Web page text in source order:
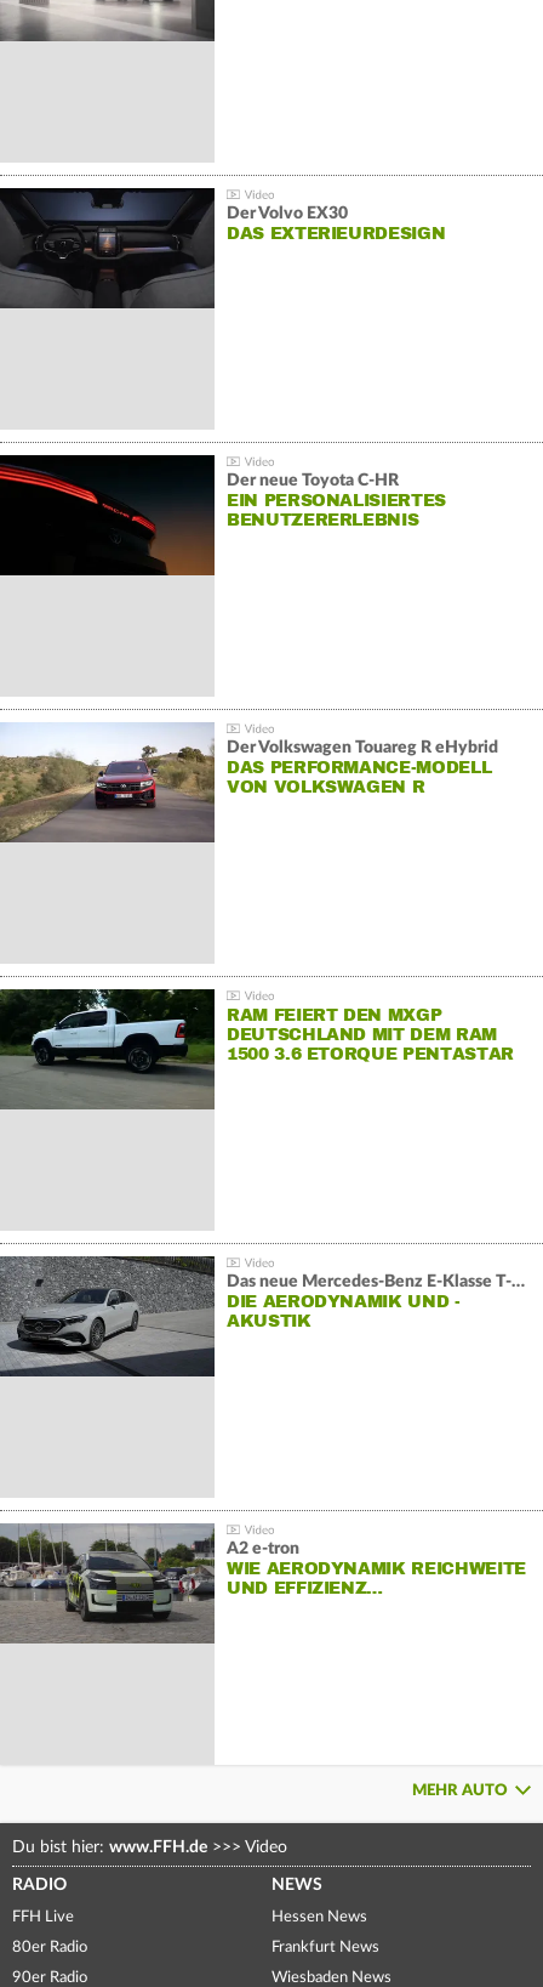
Der Volvo EX30
DAS EXTERIEURDESIGN
Der neue Toyota C-HR
EIN PERSONALISIERTES
BENUTZERERLEBNIS
Der Volkswagen Touareg R eHybrid
DAS PERFORMANCE-MODELL
VON VOLKSWAGEN R
RAM FEIERT DEN MXGP
DEUTSCHLAND MIT DEM RAM
1500 3.6 ETORQUE PENTASTAR
Das neue Mercedes-Benz E-Klasse T-Modell
DIE AERODYNAMIK UND -
AKUSTIK
A2 e-tron
WIE AERODYNAMIK REICHWEITE
UND EFFIZIENZ…
MEHR AUTO
Du bist hier: www.FFH.de >>> Video
RADIO
FFH Live
80er Radio
90er Radio
NEWS
Hessen News
Frankfurt News
Wiesbaden News